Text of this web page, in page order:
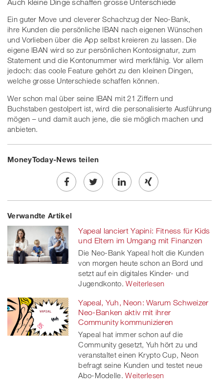
Auch kleine Dinge schaffen grosse Unterschiede
Ein guter Move und cleverer Schachzug der Neo-Bank,
ihre Kunden die persönliche IBAN nach eigenen Wünschen
und Vorlieben über die App selbst kreieren zu lassen. Die
eigene IBAN wird so zur persönlichen Kontosignatur, zum
Statement und die Kontonummer wird merkfähig. Vor allem
jedoch: das coole Feature gehört zu den kleinen Dingen,
welche grosse Unterschiede schaffen können.
Wer schon mal über seine IBAN mit 21 Ziffern und
Buchstaben gestolpert ist, wird die personalisierte Ausführung
mögen – und damit auch jene, die sie möglich machen und
anbieten.
MoneyToday-News teilen
Share
on
Facebook
Twe
on
twitt
er
Share
linkedin
Share
Xing
Verwandte Artikel
Yapeal lanciert Yapini: Fitness für Kids
und Eltern im Umgang mit Finanzen
Die Neo-Bank Yapeal holt die Kunden
von morgen heute schon an Bord und
setzt auf ein digitales Kinder- und
Jugendkonto. Weiterlesen
Yapeal, Yuh, Neon: Warum Schweizer
Neo-Banken aktiv mit ihrer
Community kommunizieren
Yapeal hat immer schon auf die
Community gesetzt, Yuh hört zu und
veranstaltet einen Krypto Cup, Neon
befragt seine Kunden und testet neue
Abo-Modelle. Weiterlesen